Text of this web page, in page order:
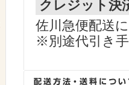
クレジット決
佐川急便配送
※別途代引き